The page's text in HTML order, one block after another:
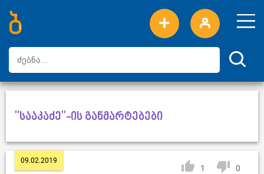
ახალი სიტყვები
ტოპ სიტყვები
დღის ტოპ სიტყვები
ტოპ მომხმარებლები
"სააკაძე"-ის განმარტებები
09.02.2019
1 0